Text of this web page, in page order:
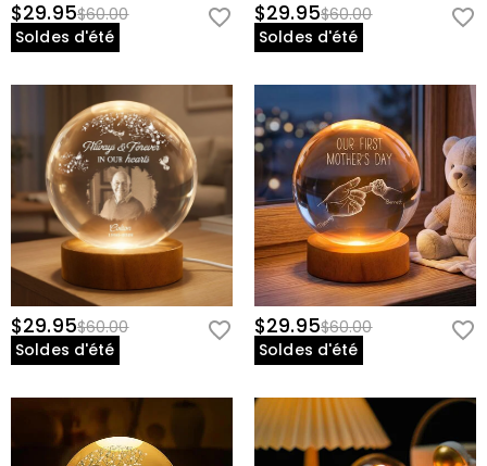
$29.95$60.00
Soldes d'été
$29.95$60.00
Soldes d'été
$29.95$60.00
Soldes d'été
$29.95$60.00
Soldes d'été